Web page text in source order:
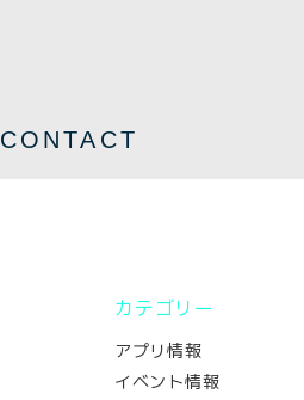
CONTACT
カテゴリー
アプリ情報
イベント情報